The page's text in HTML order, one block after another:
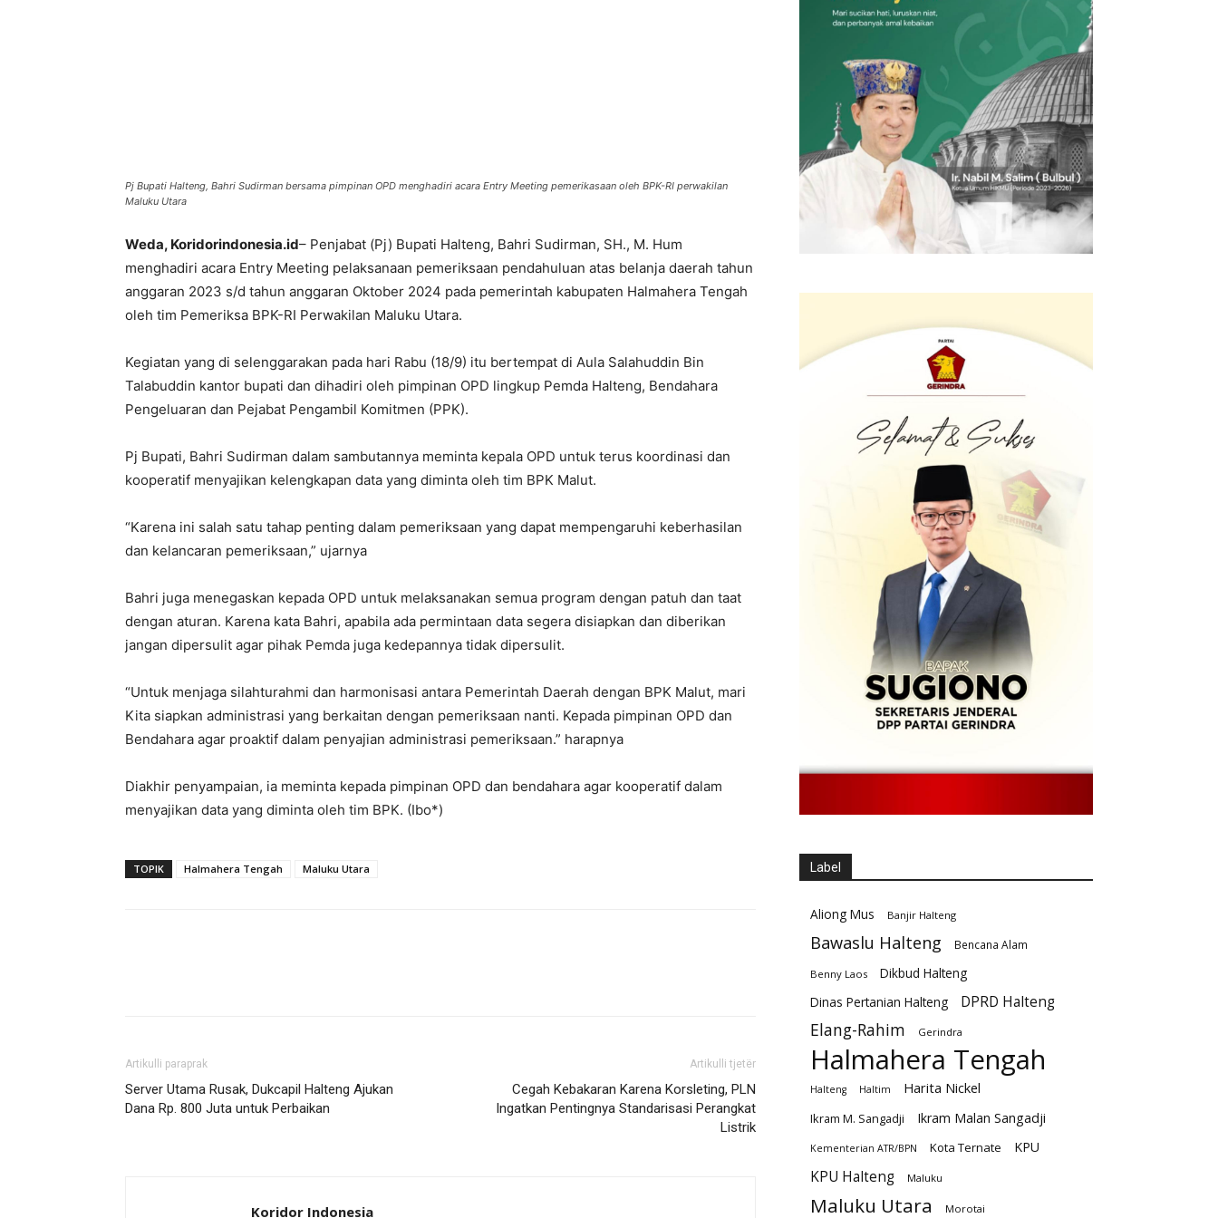
Pj Bupati Halteng, Bahri Sudirman bersama pimpinan OPD menghadiri acara Entry Meeting pemerikasaan oleh BPK-RI perwakilan
Maluku Utara
Weda, Koridorindonesia.id– Penjabat (Pj) Bupati Halteng, Bahri Sudirman, SH., M. Hum
menghadiri acara Entry Meeting pelaksanaan pemeriksaan pendahuluan atas belanja daerah tahun
anggaran 2023 s/d tahun anggaran Oktober 2024 pada pemerintah kabupaten Halmahera Tengah
oleh tim Pemeriksa BPK-RI Perwakilan Maluku Utara.
Kegiatan yang di selenggarakan pada hari Rabu (18/9) itu bertempat di Aula Salahuddin Bin
Talabuddin kantor bupati dan dihadiri oleh pimpinan OPD lingkup Pemda Halteng, Bendahara
Pengeluaran dan Pejabat Pengambil Komitmen (PPK).
Pj Bupati, Bahri Sudirman dalam sambutannya meminta kepala OPD untuk terus koordinasi dan
kooperatif menyajikan kelengkapan data yang diminta oleh tim BPK Malut.
“Karena ini salah satu tahap penting dalam pemeriksaan yang dapat mempengaruhi keberhasilan
dan kelancaran pemeriksaan,” ujarnya
Bahri juga menegaskan kepada OPD untuk melaksanakan semua program dengan patuh dan taat
dengan aturan. Karena kata Bahri, apabila ada permintaan data segera disiapkan dan diberikan
jangan dipersulit agar pihak Pemda juga kedepannya tidak dipersulit.
“Untuk menjaga silahturahmi dan harmonisasi antara Pemerintah Daerah dengan BPK Malut, mari
Kita siapkan administrasi yang berkaitan dengan pemeriksaan nanti. Kepada pimpinan OPD dan
Bendahara agar proaktif dalam penyajian administrasi pemeriksaan.” harapnya
Diakhir penyampaian, ia meminta kepada pimpinan OPD dan bendahara agar kooperatif dalam
menyajikan data yang diminta oleh tim BPK. (Ibo*)
TOPIK Halmahera Tengah Maluku Utara
Artikulli paraprak
Server Utama Rusak, Dukcapil Halteng Ajukan
Dana Rp. 800 Juta untuk Perbaikan
Artikulli tjetër
Cegah Kebakaran Karena Korsleting, PLN
Ingatkan Pentingnya Standarisasi Perangkat
Listrik
Koridor Indonesia
Label
Aliong Mus Banjir Halteng
Bawaslu Halteng Bencana Alam
Benny Laos
Dikbud Halteng
Dinas Pertanian Halteng
DPRD Halteng
Elang-Rahim Gerindra
Halmahera Tengah
Halteng Haltim Harita Nickel
Ikram M. Sangadji Ikram Malan Sangadji
Kementerian ATR/BPN Kota Ternate KPU
KPU Halteng Maluku
Maluku Utara Morotai